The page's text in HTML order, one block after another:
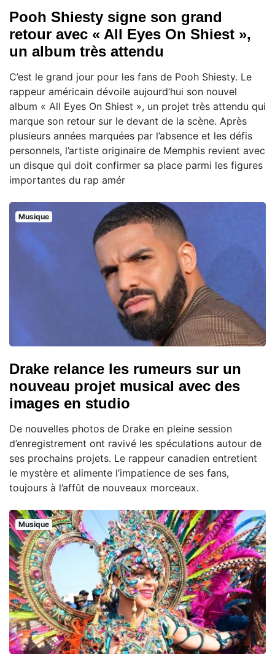
Pooh Shiesty signe son grand
retour avec « All Eyes On Shiest »,
un album très attendu
C’est le grand jour pour les fans de Pooh Shiesty. Le
rappeur américain dévoile aujourd’hui son nouvel
album « All Eyes On Shiest », un projet très attendu qui
marque son retour sur le devant de la scène. Après
plusieurs années marquées par l’absence et les défis
personnels, l’artiste originaire de Memphis revient avec
un disque qui doit confirmer sa place parmi les figures
importantes du rap amér
Musique
Drake relance les rumeurs sur un
nouveau projet musical avec des
images en studio
De nouvelles photos de Drake en pleine session
d’enregistrement ont ravivé les spéculations autour de
ses prochains projets. Le rappeur canadien entretient
le mystère et alimente l’impatience de ses fans,
toujours à l’affût de nouveaux morceaux.
Musique